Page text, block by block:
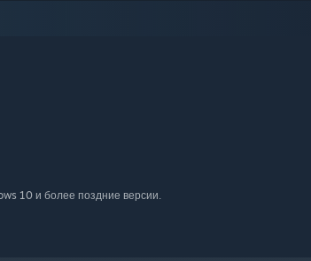
10 и более поздние версии.